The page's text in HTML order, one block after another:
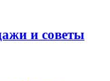
и советы